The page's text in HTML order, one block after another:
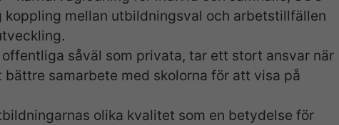
koppling mellan utbildningsval och arbetstillfällen
såväl som privata, tar ett stort ansvar när
samarbete med skolorna för att visa på
olika kvalitet som en betydelse för